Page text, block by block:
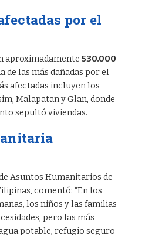
por el
aproximadamente 530.000
de las más dañadas por el
afectadas incluyen los
Malapatan y Glan, donde
sepultó viviendas.
Asuntos Humanitarios de
comentó: “En los
los niños y las familias
pero las más
potable, refugio seguro